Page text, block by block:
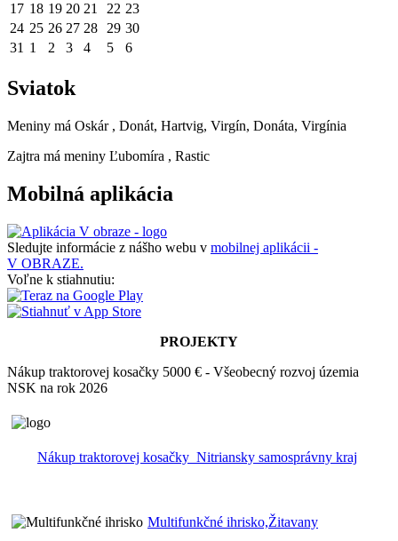
17 18 19 20 21 22 23
24 25 26 27 28 29 30
31 1 2 3 4 5 6
Sviatok
Meniny má Oskár , Donát, Hartvig, Virgín, Donáta, Virgínia
Zajtra má meniny Ľubomíra , Rastic
Mobilná aplikácia
Sledujte informácie z nášho webu v mobilnej aplikácii -
V OBRAZE.
Voľne k stiahnutiu:
PROJEKTY
Nákup traktorovej kosačky 5000 € - Všeobecný rozvoj územia
NSK na rok 2026
Nákup traktorovej kosačky_Nitriansky samosprávny kraj
Multifunkčné ihrisko,Žitavany